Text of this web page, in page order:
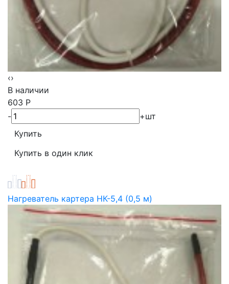
‹›
В наличии
603 Р
-
+шт
Нагреватель картера НК-5,4 (0,5 м)